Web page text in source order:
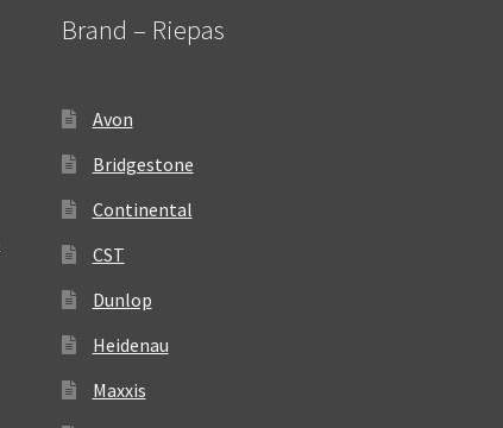
Brand – Riepas
Avon
Bridgestone
Continental
CST
Dunlop
Heidenau
Maxxis